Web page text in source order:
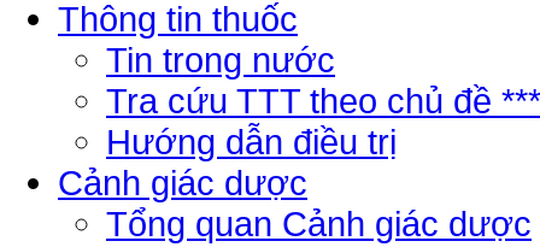
Thông tin thuốc
Tin trong nước
Tra cứu TTT theo chủ đề ***
Hướng dẫn điều trị
Cảnh giác dược
Tổng quan Cảnh giác dược